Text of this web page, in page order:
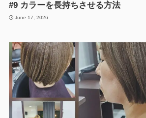
#9 カラーを長持ちさせる方法
June 17, 2026